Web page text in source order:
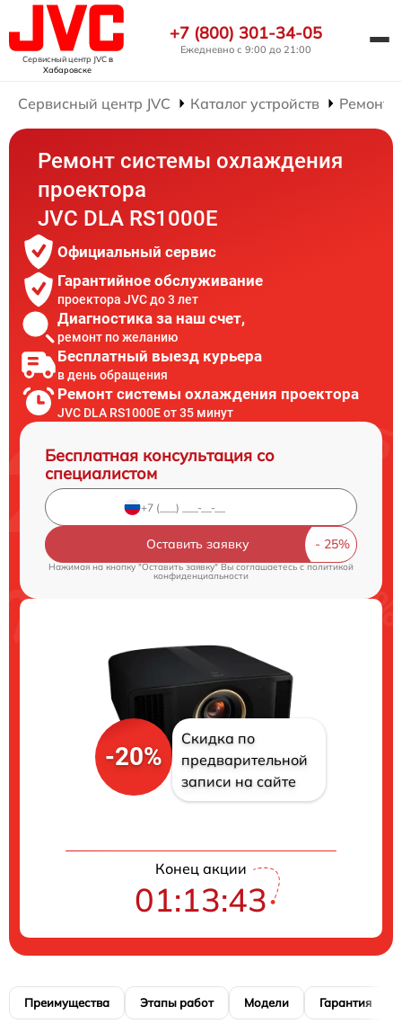
Сервисный центр JVCв
Хабаровске
+7 (800) 301-34-05
Ежедневно с 9:00 до 21:00
Сервисный центр JVC Каталог устройств Ремонт
Ремонт системы охлаждения
проектора
JVC DLA RS1000E
Официальный сервис
Гарантийное обслуживание
проектора JVC до 3 лет
Диагностика за наш счет,
ремонт по желанию
Бесплатный выезд курьера
в день обращения
Ремонт системы охлаждения проектора
JVC DLA RS1000E от 35 минут
Бесплатная консультация со
специалистом
Оставить заявку
Нажимая на кнопку "Оставить заявку" Вы соглашаетесь cполитикой
конфиденциальности
-20%
Скидка по
предварительной
записи на сайте
Конец акции
01:13:42
Преимущества Этапы работ Модели Гарантия